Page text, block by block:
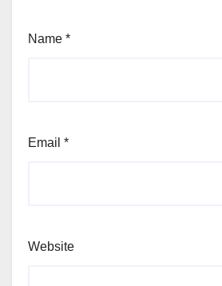
Name *
Email *
Website